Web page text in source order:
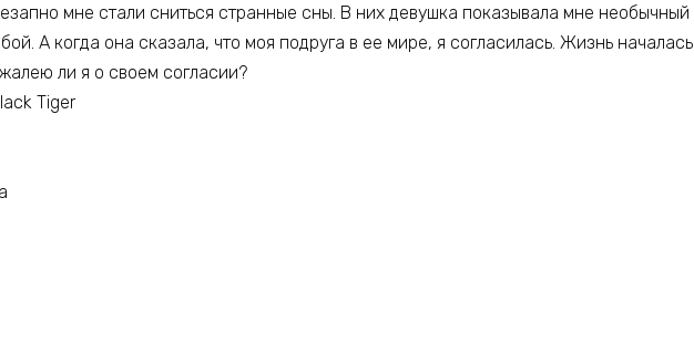
мне стали сниться странные сны. В них девушка показывала мне необычный
А когда она сказала, что моя подруга в ее мире, я согласилась. Жизнь началась
ли я о своем согласии?
Tiger